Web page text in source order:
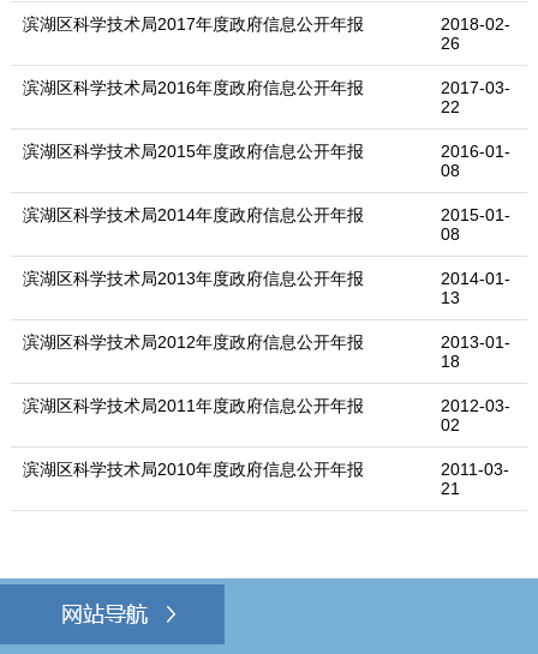
滨湖区科学技术局2017年度政府信息公开年报
2018-02-
26
滨湖区科学技术局2016年度政府信息公开年报
2017-03-
22
滨湖区科学技术局2015年度政府信息公开年报
2016-01-
08
滨湖区科学技术局2014年度政府信息公开年报
2015-01-
08
滨湖区科学技术局2013年度政府信息公开年报
2014-01-
13
滨湖区科学技术局2012年度政府信息公开年报
2013-01-
18
滨湖区科学技术局2011年度政府信息公开年报
2012-03-
02
滨湖区科学技术局2010年度政府信息公开年报
2011-03-
21